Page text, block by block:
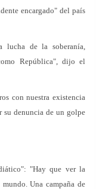
encargado" del país
lucha de la soberanía,
República", dijo el
con nuestra existencia
su denuncia de un golpe
"Hay que ver la
Una campaña de